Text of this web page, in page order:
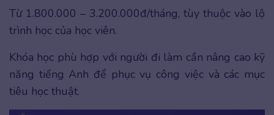
Từ 1.800.000 – 3.200.000đ/tháng, tùy thuộc vào lộ
trình học của học viên.
Khóa học phù hợp với người đi làm cần nâng cao kỹ
năng tiếng Anh để phục vụ công việc và các mục
tiêu học thuật.